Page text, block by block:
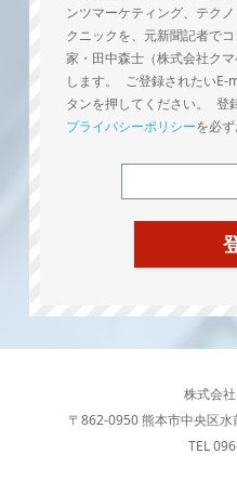
ンツマーケティング、テク
クニックを、元新聞記者で
家・田中森士（株式会社ク
します。 ご登録されたいE-
タンを押してください。 登
プライバシーポリシーを必ず
株式会
〒862-0950 熊本市中央区
TEL